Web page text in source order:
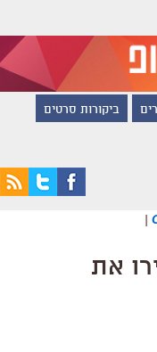
ביקורות סרטים
|
הכירו את